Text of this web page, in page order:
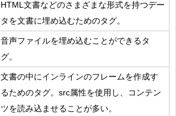
HTML文書などのさまざまな形式を持つデー
タを文書に埋め込むためのタグ。
音声ファイルを埋め込むことができるタ
グ。
文書の中にインラインのフレームを作成す
るためのタグ。src属性を使用し、コンテン
ツを読み込ませることが多い。